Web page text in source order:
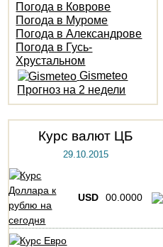
Погода в Коврове
Погода в Муроме
Погода в Александрове
Погода в Гусь-
Хрустальном
Gismeteo
Прогноз на 2 недели
Курс валют ЦБ
29.10.2015
USD 00.0000